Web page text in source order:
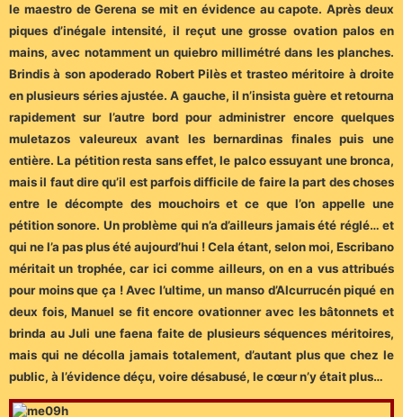
le maestro de Gerena se mit en évidence au capote. Après deux
piques d’inégale intensité, il reçut une grosse ovation palos en
mains, avec notamment un quiebro millimétré dans les planches.
Brindis à son apoderado Robert Pilès et trasteo méritoire à droite
en plusieurs séries ajustée. A gauche, il n’insista guère et retourna
rapidement sur l’autre bord pour administrer encore quelques
muletazos valeureux avant les bernardinas finales puis une
entière. La pétition resta sans effet, le palco essuyant une bronca,
mais il faut dire qu’il est parfois difficile de faire la part des choses
entre le décompte des mouchoirs et ce que l’on appelle une
pétition sonore. Un problème qui n’a d’ailleurs jamais été réglé… et
qui ne l’a pas plus été aujourd’hui ! Cela étant, selon moi, Escribano
méritait un trophée, car ici comme ailleurs, on en a vus attribués
pour moins que ça ! Avec l’ultime, un manso d’Alcurrucén piqué en
deux fois, Manuel se fit encore ovationner avec les bâtonnets et
brinda au Juli une faena faite de plusieurs séquences méritoires,
mais qui ne décolla jamais totalement, d’autant plus que chez le
public, à l’évidence déçu, voire désabusé, le cœur n’y était plus…